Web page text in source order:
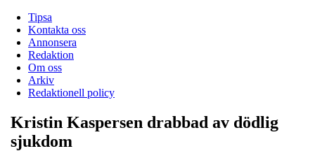
Tipsa
Kontakta oss
Annonsera
Redaktion
Om oss
Arkiv
Redaktionell policy
Kristin Kaspersen drabbad av dödlig
sjukdom